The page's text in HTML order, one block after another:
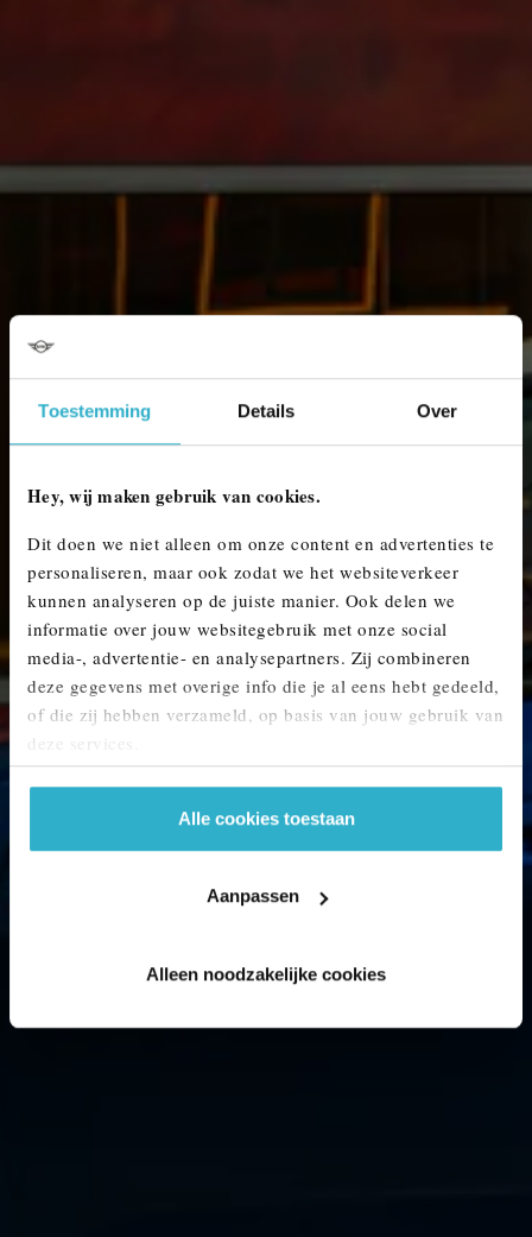
Toestemming Details Over
Hey, wij maken gebruik van cookies.
Dit doen we niet alleen om onze content en advertenties te
personaliseren, maar ook zodat we het websiteverkeer
kunnen analyseren op de juiste manier. Ook delen we
informatie over jouw websitegebruik met onze social
media-, advertentie- en analysepartners. Zij combineren
deze gegevens met overige info die je al eens hebt gedeeld,
of die zij hebben verzameld, op basis van jouw gebruik van
deze services.
Alle cookies toestaan
Aanpassen
Alleen noodzakelijke cookies
MINI ELECTRIC OCCASIONS.
BEKIJK HET AANBOD